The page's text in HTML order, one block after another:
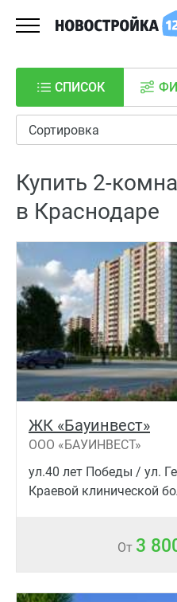
СПИСОК
Сортировка
Купить 2-
в Краснодаре
ЖК «Бауинвест»
ООО «БАУИНВЕСТ»
ул.40 лет Победы / ул.
Краевой клинической
От 3